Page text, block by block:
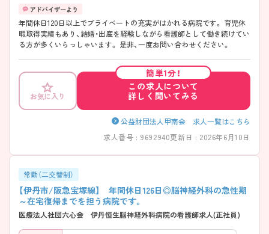
年間休日120日以上でプライベートの充実がはかれる病院です。 育児休
暇取得実績もあり、結婚・出産を経験しながら看護師として働き続けてい
る方が多くいらっしゃいます。 是非、一度お問い合わせください。
お気に入り
簡単1分！
この求人について
詳しく聞いてみる
公益財団法人甲南会 求人一覧はこちら
求人番号 : 9692940更新日 : 2026年6月10日
常勤（二交替制）
【伊丹市/阪急宝塚線】 年間休日126日◎脳神経外科の急性期
～在宅復帰までを担う病院です。
医療法人社団六心会 伊丹恒生脳神経外科病院の看護師求人(正社員)